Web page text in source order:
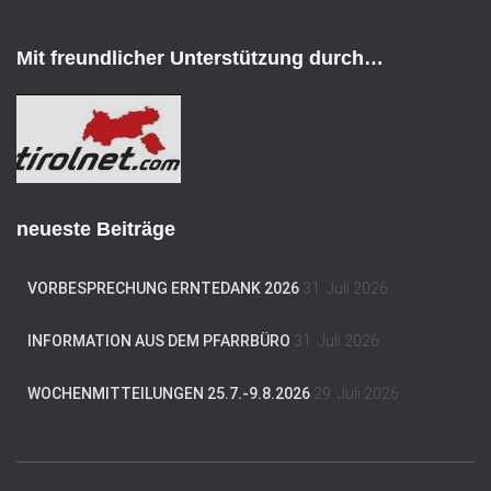
d
e
s
e
Mit freundlicher Unterstützung durch…
neueste Beiträge
VORBESPRECHUNG ERNTEDANK 2026 31. Juli 2026
INFORMATION AUS DEM PFARRBÜRO 31. Juli 2026
WOCHENMITTEILUNGEN 25.7.-9.8.2026 29. Juli 2026